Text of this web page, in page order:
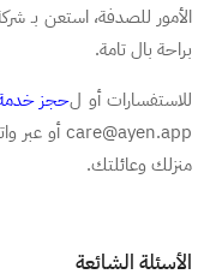
الأمور للصدفة، استعن بـ
براحة بال تامة.
للاستفسارات أو لحجز
care@ayen.app أو عبر واتساب:
منزلك وعائلتك.
الأسئلة الشائعة